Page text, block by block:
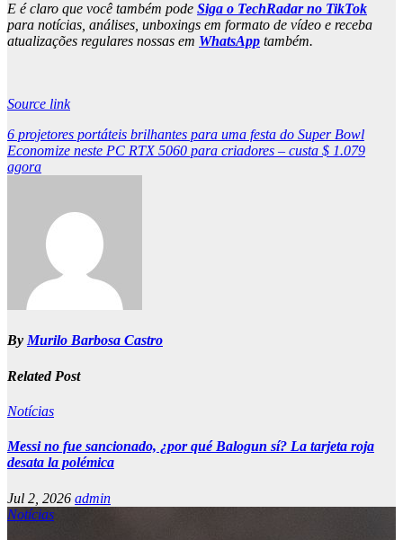
E é claro que você também pode Siga o TechRadar no TikTok
para notícias, análises, unboxings em formato de vídeo e receba
atualizações regulares nossas em WhatsApp também.
Source link
Post
navigation
6 projetores portáteis brilhantes para uma festa do Super Bowl
Economize neste PC RTX 5060 para criadores – custa $ 1.079
agora
ByMurilo Barbosa Castro
Related Post
Notícias
Messi no fue sancionado, ¿por qué Balogun sí? La tarjeta roja
desata la polémica
Jul 2, 2026 admin
Notícias